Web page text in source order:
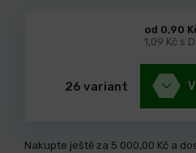
od 0,90
1,09 Kč s
26 variant
Nakupte ještě za 5 000,00 Kč a